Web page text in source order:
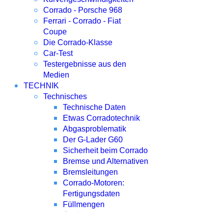
Corrado - Porsche 968
Ferrari - Corrado - Fiat
Coupe
Die Corrado-Klasse
Car-Test
Testergebnisse aus den
Medien
TECHNIK
Technisches
Technische Daten
Etwas Corradotechnik
Abgasproblematik
Der G-Lader G60
Sicherheit beim Corrado
Bremse und Alternativen
Bremsleitungen
Corrado-Motoren:
Fertigungsdaten
Füllmengen